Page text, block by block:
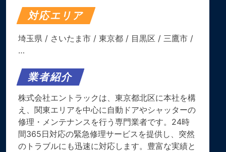
対応エリア
埼玉県 / さいたま市 / 東京都 / 目黒区 / 三鷹市 /
…
業者紹介
株式会社エントラックは、東京都北区に本社を構
え、関東エリアを中心に自動ドアやシャッターの
修理・メンテナンスを行う専門業者です。24時
間365日対応の緊急修理サービスを提供し、突然
のトラブルにも迅速に対応します。豊富な実績と